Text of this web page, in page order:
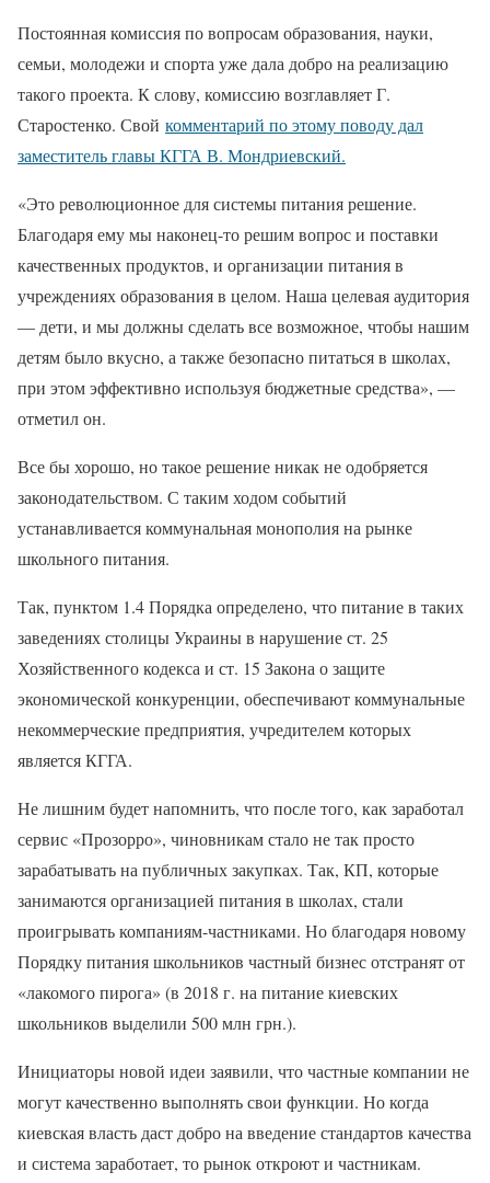
Постоянная комиссия по вопросам образования, науки,
семьи, молодежи и спорта уже дала добро на реализацию
такого проекта. К слову, комиссию возглавляет Г.
Старостенко. Свой комментарий по этому поводу дал
заместитель главы КГГА В. Мондриевский.
«Это революционное для системы питания решение.
Благодаря ему мы наконец-то решим вопрос и поставки
качественных продуктов, и организации питания в
учреждениях образования в целом. Наша целевая аудитория
— дети, и мы должны сделать все возможное, чтобы нашим
детям было вкусно, а также безопасно питаться в школах,
при этом эффективно используя бюджетные средства», —
отметил он.
Все бы хорошо, но такое решение никак не одобряется
законодательством. С таким ходом событий
устанавливается коммунальная монополия на рынке
школьного питания.
Так, пунктом 1.4 Порядка определено, что питание в таких
заведениях столицы Украины в нарушение ст. 25
Хозяйственного кодекса и ст. 15 Закона о защите
экономической конкуренции, обеспечивают коммунальные
некоммерческие предприятия, учредителем которых
является КГГА.
Не лишним будет напомнить, что после того, как заработал
сервис «Прозорро», чиновникам стало не так просто
зарабатывать на публичных закупках. Так, КП, которые
занимаются организацией питания в школах, стали
проигрывать компаниям-частниками. Но благодаря новому
Порядку питания школьников частный бизнес отстранят от
«лакомого пирога» (в 2018 г. на питание киевских
школьников выделили 500 млн грн.).
Инициаторы новой идеи заявили, что частные компании не
могут качественно выполнять свои функции. Но когда
киевская власть даст добро на введение стандартов качества
и система заработает, то рынок откроют и частникам.